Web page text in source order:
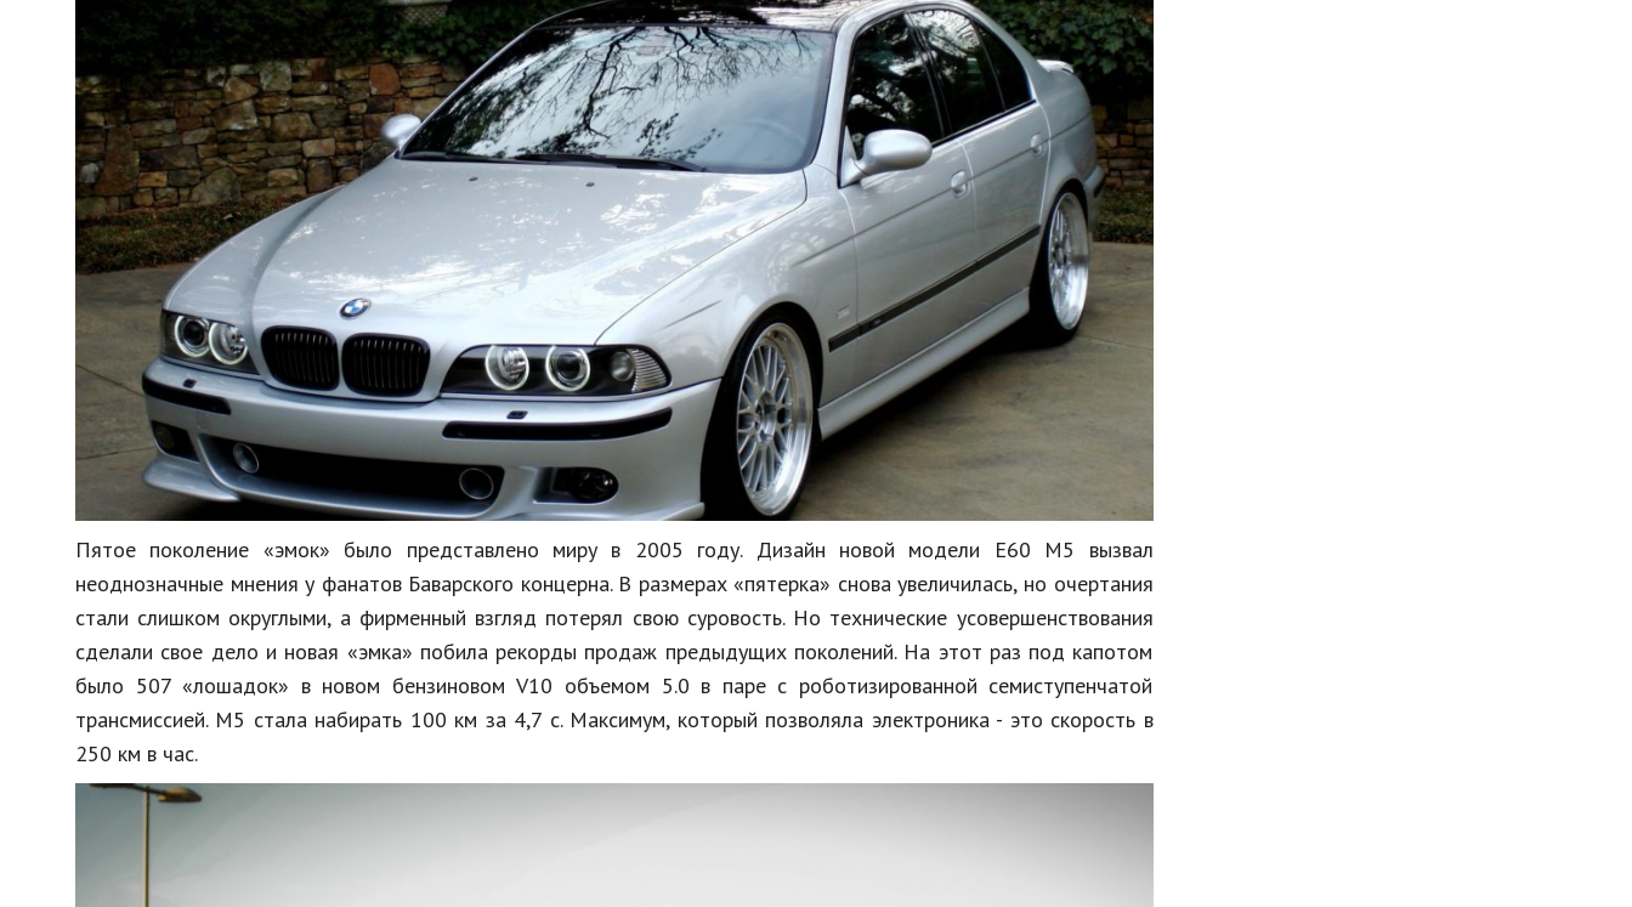
Пятое поколение «эмок» было представлено миру в 2005 году. Дизайн новой модели E60 M5 вызвал
неоднозначные мнения у фанатов Баварского концерна. В размерах «пятерка» снова увеличилась, но очертания
стали слишком округлыми, а фирменный взгляд потерял свою суровость. Но технические усовершенствования
сделали свое дело и новая «эмка» побила рекорды продаж предыдущих поколений. На этот раз под капотом
было 507 «лошадок» в новом бензиновом V10 объемом 5.0 в паре с роботизированной семиступенчатой
трансмиссией. М5 стала набирать 100 км за 4,7 с. Максимум, который позволяла электроника - это скорость в
250 км в час.